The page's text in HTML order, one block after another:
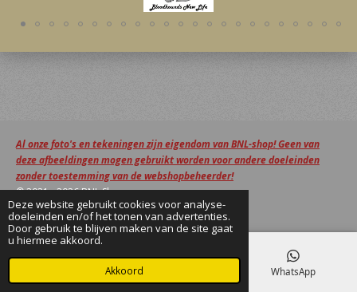
Deze website gebruikt cookies voor analyse-
doeleinden en/of het tonen van advertenties.
Door gebruik te blijven maken van de site gaat
u hiermee akkoord.
Akkoord
Al onze foto's en tekeningen zijn eigendom van BNL-shop! Geen van
deze afbeeldingen mogen gebruikt worden voor andere doeleinden
zonder toestemming van de webshopbeheerder!
© 2021 - 2026 BNL Shop
Powered byJouwWeb
WhatsApp